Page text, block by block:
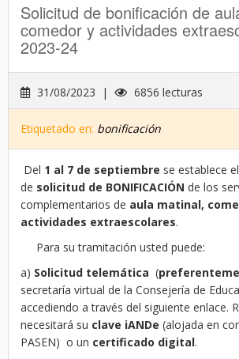
Solicitud de bonificación de
comedor y actividades
2023-24
31/08/2023 | 6856 lecturas
Etiquetado en: bonificación
Del 1 al 7 de septiembre se establece
de solicitud de BONIFICACIÓN de los
complementarios de aula matinal,
actividades extraescolares.
Para su tramitación usted puede:
a) Solicitud telemática (
secretaría virtual de la Consejería de
accediendo a través del siguiente enlace.
necesitará su clave iANDe (alojada en
PASEN) o un certificado digital.